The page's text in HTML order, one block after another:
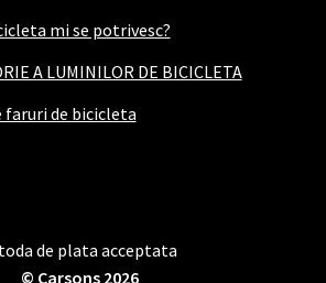
mi se potrivesc?
A LUMINILOR DE BICICLETA
faruri de bicicleta
© Carsons 2026